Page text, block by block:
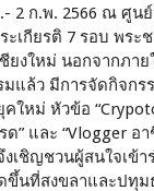
2 ก.พ. 2566 ณ ศูน
เกียรติ 7 รอบ พระ
ยงใหม่ นอกจากภา
แล้ว มีการจัดกิจกร
ใหม่ หัวข้อ
ด” และ “Vlogger
เชิญชวนผู้สนใจเข้า
ขึ้นที่สงขลาและปทุม